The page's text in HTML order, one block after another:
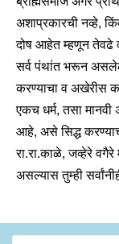
अशाप्रकारची नव्हे,
दोष आहेत म्हणून तेवढे
सर्व पंथांत भरून
करण्याचा व अखेरीस
एकच धर्म, तसा
आहे, असे सिद्ध
रा.रा.काळे, जव्हेरे
असल्यास तुम्ही